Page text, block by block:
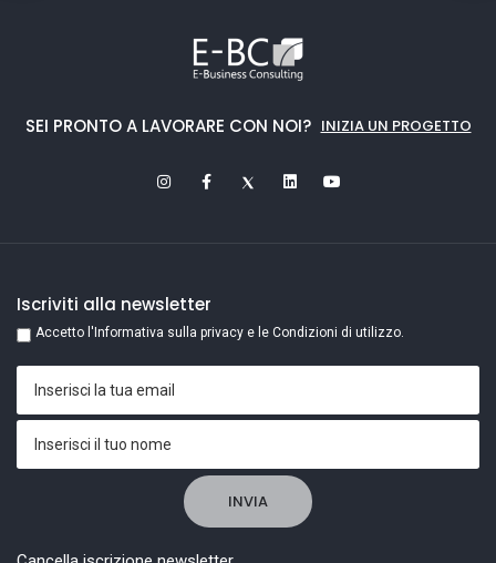
SEI PRONTO A LAVORARE CON NOI? INIZIA UN PROGETTO
Iscriviti alla newsletter
Accetto l'Informativa sulla privacy e le Condizioni di utilizzo.